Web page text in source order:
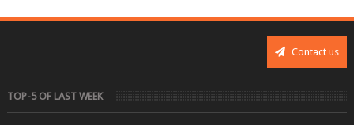
Contact us
TOP-5 OF LAST WEEK